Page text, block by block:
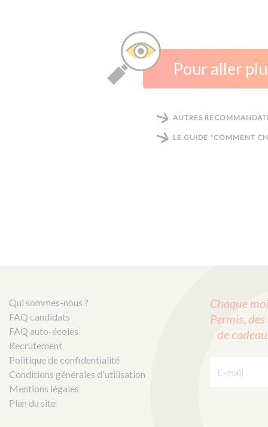
Pour aller
AUTRES
LE GUIDE "COMMENT
Qui sommes-nous ?
FAQ candidats
FAQ auto-écoles
Recrutement
Politique de confidentialité
Conditions générales d'utilisation
Mentions légales
Plan du site
Chaque
Permis,
de